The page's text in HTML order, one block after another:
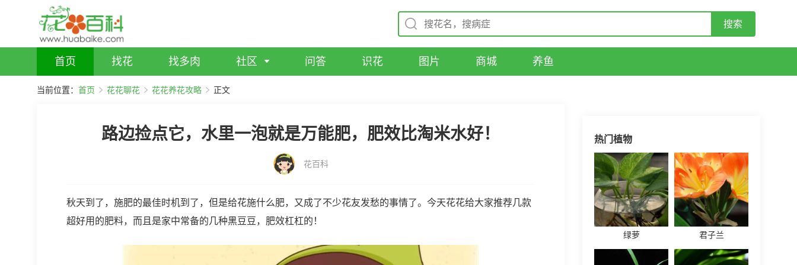
首页 找花 找多肉 社区 问答 识花 图片 商城 养鱼
当前位置： 首页 花花聊花 花花养花攻略 正文
路边捡点它，水里一泡就是万能肥，肥效比淘米水好！
花百科
秋天到了，施肥的最佳时机到了，但是给花施什么肥，又成了不少花友发愁的事情了。今天花花给大家推荐几款
超好用的肥料，而且是家中常备的几种黑豆豆，肥效杠杠的！
热门植物
绿萝 君子兰